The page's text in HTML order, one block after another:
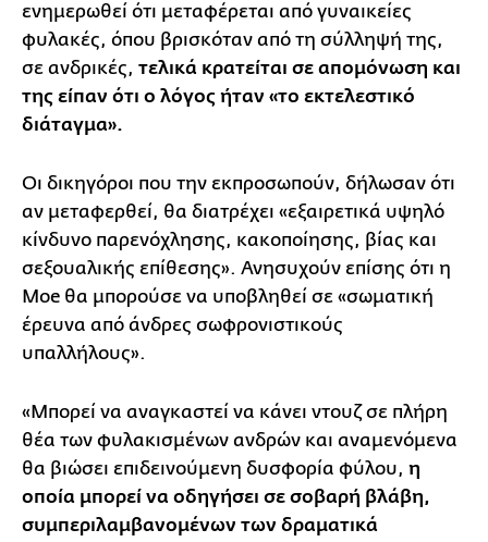
ενημερωθεί ότι μεταφέρεται από γυναικείες
φυλακές, όπου βρισκόταν από τη σύλληψή της,
σε ανδρικές, τελικά κρατείται σε απομόνωση και
της είπαν ότι ο λόγος ήταν «το εκτελεστικό
διάταγμα».
Οι δικηγόροι που την εκπροσωπούν, δήλωσαν ότι
αν μεταφερθεί, θα διατρέχει «εξαιρετικά υψηλό
κίνδυνο παρενόχλησης, κακοποίησης, βίας και
σεξουαλικής επίθεσης». Ανησυχούν επίσης ότι η
Moe θα μπορούσε να υποβληθεί σε «σωματική
έρευνα από άνδρες σωφρονιστικούς
υπαλλήλους».
«Μπορεί να αναγκαστεί να κάνει ντουζ σε πλήρη
θέα των φυλακισμένων ανδρών και αναμενόμενα
θα βιώσει επιδεινούμενη δυσφορία φύλου, η
οποία μπορεί να οδηγήσει σε σοβαρή βλάβη,
συμπεριλαμβανομένων των δραματικά